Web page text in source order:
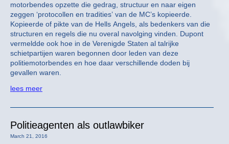
motorbendes opzette die gedrag, structuur en naar eigen
zeggen ‘protocollen en tradities’ van de MC’s kopieerde.
Kopieerde of pikte van de Hells Angels, als bedenkers van die
structuren en regels die nu overal navolging vinden. Dupont
vermeldde ook hoe in de Verenigde Staten al talrijke
schietpartijen waren begonnen door leden van deze
politiemotorbendes en hoe daar verschillende doden bij
gevallen waren.
lees meer
Politieagenten als outlawbiker
March 21, 2016